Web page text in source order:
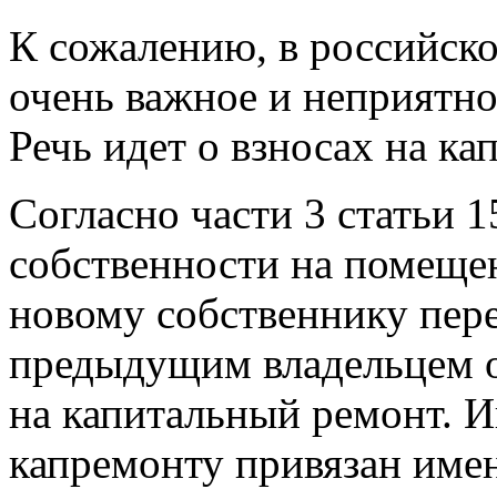
К сожалению, в
очень важное и
Речь идет о взносах на
Согласно части 3
собственности на
новому собственнику
предыдущим владельцем
на капитальный ремонт.
капремонту привязан